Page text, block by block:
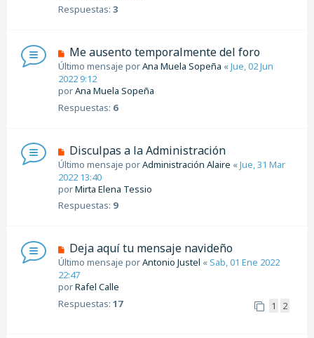
Respuestas: 3
Me ausento temporalmente del foro
Último mensaje porAna Muela Sopeña «Jue, 02 Jun
2022 9:12
porAna Muela Sopeña
Respuestas: 6
Disculpas a la Administración
Último mensaje porAdministración Alaire «Jue, 31 Mar
2022 13:40
porMirta Elena Tessio
Respuestas: 9
Deja aquí tu mensaje navideño
Último mensaje porAntonio Justel «Sab, 01 Ene 2022
22:47
porRafel Calle
Respuestas: 17 1 2